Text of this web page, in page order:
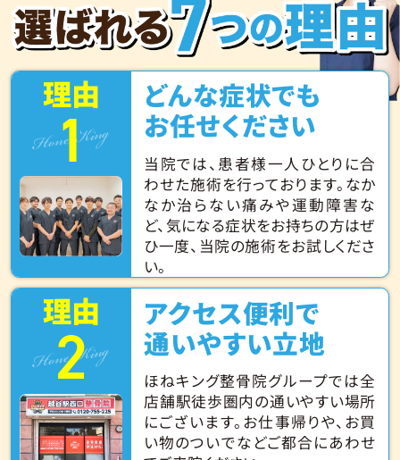
理由
1
Hone King
どんな症状でも
お任せください
当院では、患者様一人ひとりに合
わせた施術を行っております。なか
なか治らない痛みや運動障害な
ど、気になる症状をお持ちの方はぜ
ひ一度、当院の施術をお試しくださ
い。
理由
2
Hone King
アクセス便利で
通いやすい立地
ほねキング整骨院グループでは全
店舗駅徒歩圏内の通いやすい場所
にございます。お仕事帰りや、お買
い物のついでなどご都合にあわせ